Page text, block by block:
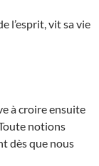
l’esprit, vit sa vie
à croire ensuite
Toute notions
dès que nous